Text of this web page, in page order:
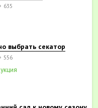
635
выбрать секатор
556